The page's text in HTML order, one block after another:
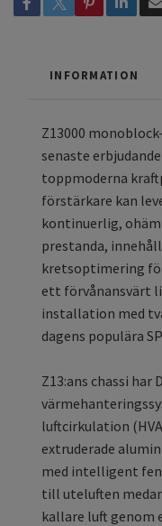
INFORMATION
Z13000
senaste
toppmoderna
förstärkare kan
kontinuerlig,
prestanda,
kretsoptimering
ett förvånansvärt
installation med
dagens populära
Z13:ans chassi har
luftcirkulation
extruderade
med intelligent
till uteluften
kallare luft genom